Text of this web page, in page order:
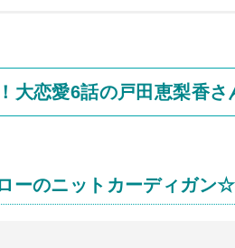
大恋愛6話の戸田恵梨香さ
ーのニットカーディガン☆